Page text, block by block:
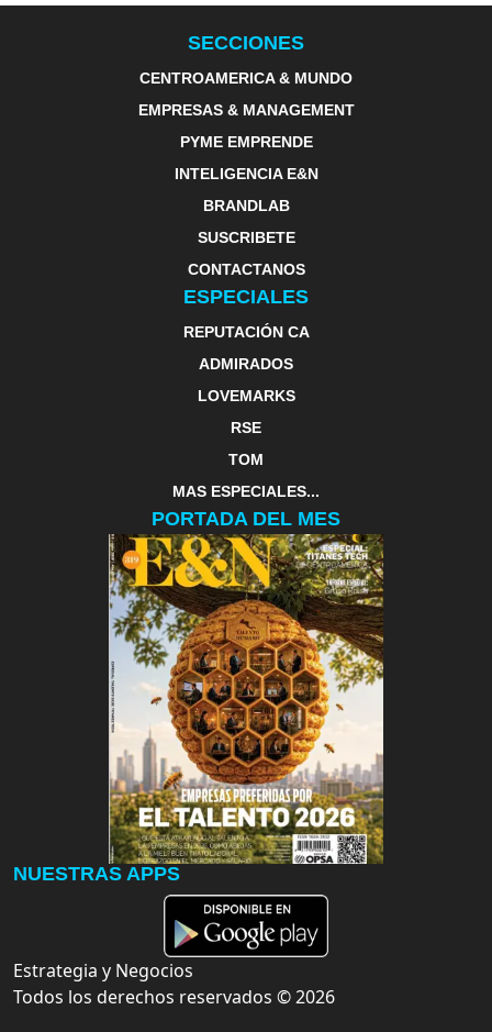
SECCIONES
CENTROAMERICA & MUNDO
EMPRESAS & MANAGEMENT
PYME EMPRENDE
INTELIGENCIA E&N
BRANDLAB
SUSCRIBETE
CONTACTANOS
ESPECIALES
REPUTACIÓN CA
ADMIRADOS
LOVEMARKS
RSE
TOM
MAS ESPECIALES...
PORTADA DEL MES
NUESTRAS APPS
Estrategia y Negocios
Todos los derechos reservados ©2026